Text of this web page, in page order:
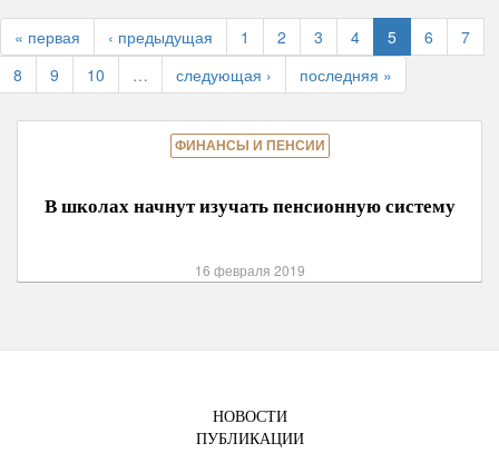
« первая ‹ предыдущая 1 2 3 4 5 6
7
8
9 10 … следующая › последняя »
ФИНАНСЫ И ПЕНСИИ
В школах начнут изучать пенсионную систему
16 февраля 2019
НОВОСТИ
ПУБЛИКАЦИИ